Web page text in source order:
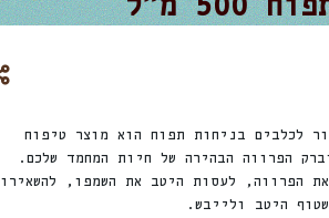
לכלבים בניחות תפוח הוא מוצר טיפוח
הפרווה הבהירה של חיות המחמד שלכם.
הפרווה, לעסות היטב את השמפו, להשאירו
היטב ולייבש.